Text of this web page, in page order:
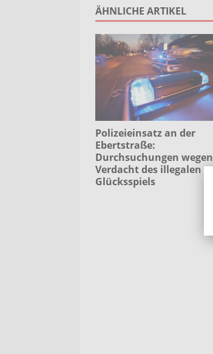
ÄHNLICHE ARTIKEL
Polizeieinsatz an der
Ebertstraße:
Durchsuchungen wegen
Verdacht des illegalen
Glücksspiels